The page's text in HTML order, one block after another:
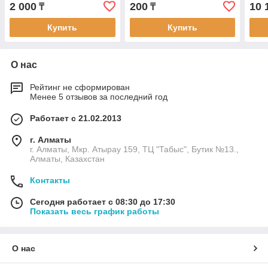
2 000 ₸
Купить
200₸
Купить
10
О нас
Рейтинг не сформирован
Менее 5 отзывов за последний год
Работает с 21.02.2013
г. Алматы
г. Алматы, Мкр. Атырау 159, ТЦ "Табыс", Бутик №13.,
Алматы, Казахстан
Контакты
Сегодня работает с 08:30 до 17:30
Показать весь график работы
О нас